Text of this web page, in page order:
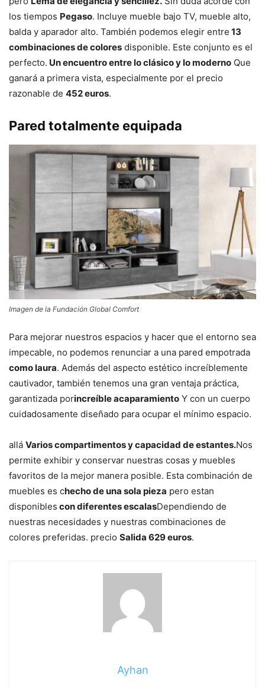
los tiempos Pegaso. Incluye mueble bajo TV, mueble alto,
balda y aparador alto. También podemos elegir entre 13
combinaciones de colores disponible. Este conjunto es el
perfecto. Un encuentro entre lo clásico y lo moderno Que
ganará a primera vista, especialmente por el precio
razonable de 452 euros.
Pared totalmente equipada
Imagen de la Fundación Global Comfort
Para mejorar nuestros espacios y hacer que el entorno sea
impecable, no podemos renunciar a una pared empotrada
como laura. Además del aspecto estético increíblemente
cautivador, también tenemos una gran ventaja práctica,
garantizada porincreíble acaparamiento Y con un cuerpo
cuidadosamente diseñado para ocupar el mínimo espacio.
allá Varios compartimentos y capacidad de estantes.Nos
permite exhibir y conservar nuestras cosas y muebles
favoritos de la mejor manera posible. Esta combinación de
muebles es checho de una sola pieza pero estan
disponibles con diferentes escalasDependiendo de
nuestras necesidades y nuestras combinaciones de
colores preferidas. precio Salida 629 euros.
Ayhan